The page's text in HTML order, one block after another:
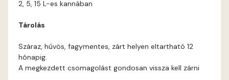
Pumpkin B
2, 5, 15 L-es kannában
Tárolás
Száraz, hűvös, fagymentes, zárt helyen eltartható 12
hónapig.
A megkezdett csomagolást gondosan vissza kell zárni